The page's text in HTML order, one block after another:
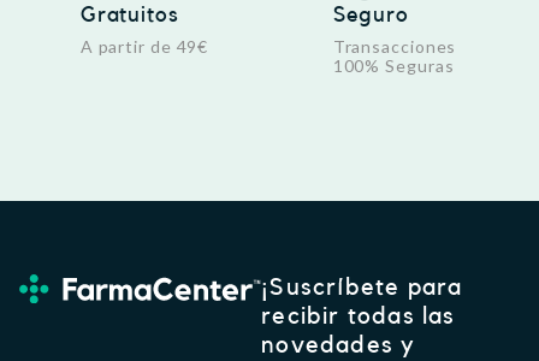
Gratuitos
A partir de 49€
Seguro
Transacciones
100% Seguras
¡Suscríbete para
recibir todas las
novedades y